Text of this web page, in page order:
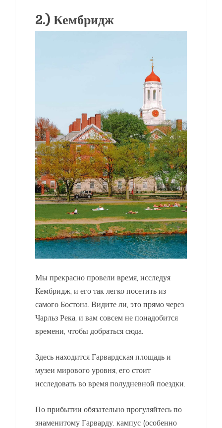
2.) Кембридж
Мы прекрасно провели время, исследуя
Кембридж, и его так легко посетить из
самого Бостона. Видите ли, это прямо через
Чарльз Река, и вам совсем не понадобится
времени, чтобы добраться сюда.
Здесь находится Гарвардская площадь и
музеи мирового уровня, его стоит
исследовать во время полудневной поездки.
По прибытии обязательно прогуляйтесь по
знаменитому Гарварду. кампус (особенно